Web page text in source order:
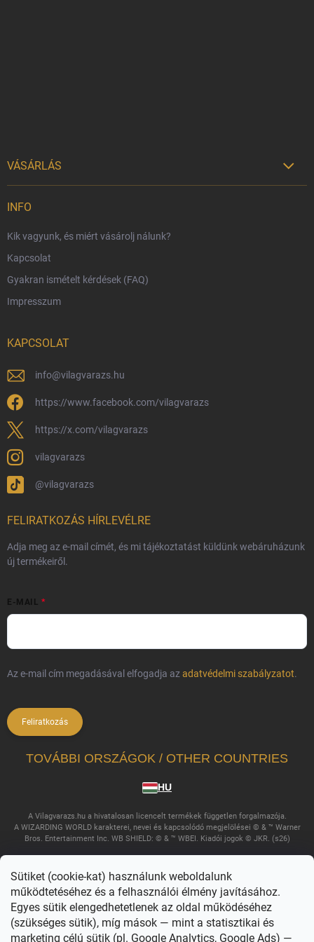
Sütiket (cookie-kat) használunk weboldalunk
működtetéséhez és a felhasználói élmény javításához.
Egyes sütik elengedhetetlenek az oldal működéséhez
(szükséges sütik), míg mások — mint a statisztikai és
marketing célú sütik (pl. Google Analytics, Google Ads) —
VÁSÁRLÁS 
Harry Potter bolt Magyarország
Rendelésem
Reklamáció és visszáru
Hűségprogram
Általános Szerződési Feltételek
Adatvédelmi feltételek
Fémjelzés és nemesfém-tájékoztató
INFO
Kik vagyunk, és miért vásárolj nálunk?
Kapcsolat
Gyakran ismételt kérdések (FAQ)
Impresszum
KAPCSOLAT
info@vilagvarazs.hu
https://www.facebook.com/vilagvarazs
https://x.com/vilagvarazs
vilagvarazs
@vilagvarazs
FELIRATKOZÁS HÍRLEVÉLRE
Adja meg az e-mail címét, és mi tájékoztatást küldünk webáruházunk
új termékeiről.
E-MAIL
Az e-mail cím megadásával elfogadja azadatvédelmi szabályzatot.
Feliratkozás
TOVÁBBI ORSZÁGOK / OTHER COUNTRIES
HU
A Vilagvarazs.hu a hivatalosan licencelt termékek független forgalmazója.
A WIZARDING WORLD karakterei, nevei és kapcsolódó megjelölései © & ™ Warner
Bros. Entertainment Inc. WB SHIELD: © & ™ WBEI. Kiadói jogok © JKR. (s26)